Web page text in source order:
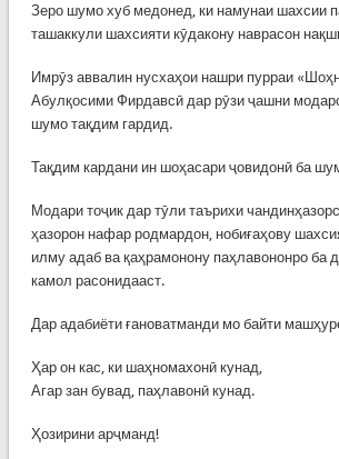
Зеро шумо хуб медонед, ки намунаи шахсии
ташаккули шахсияти кӯдакону наврасон
Имрӯз аввалин нусхаҳои нашри пурраи
Абулқосими Фирдавсӣ дар рӯзи ҷашни
шумо тақдим гардид.
Тақдим кардани ин шоҳасари ҷовидонӣ ба
Модари тоҷик дар тӯли таърихи
ҳазорон нафар родмардон, нобиғаҳову
илму адаб ва қаҳрамонону паҳлавононро ба
камол расонидааст.
Дар адабиёти ғановатманди мо байти
Ҳар он кас, ки шаҳномахонӣ кунад,
Агар зан бувад, паҳлавонӣ кунад.
Ҳозирини арҷманд!